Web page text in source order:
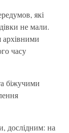
які
не мали.
архівними
часу
біжучими
дослідним: на